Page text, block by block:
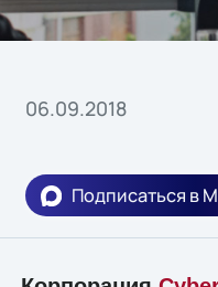
06.09.2018
Подписаться в